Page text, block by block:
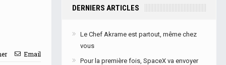
Email
DERNIERS ARTICLES
Le Chef Akrame est partout, même chez
vous
Pour la première fois, SpaceX va envoyer